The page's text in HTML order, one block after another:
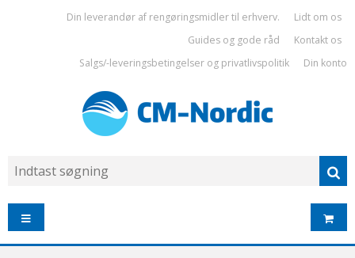
Din leverandør af rengøringsmidler til erhverv.
Lidt om os
Guides og gode råd
Kontakt os
Salgs/-leveringsbetingelser og privatlivspolitik
Din konto